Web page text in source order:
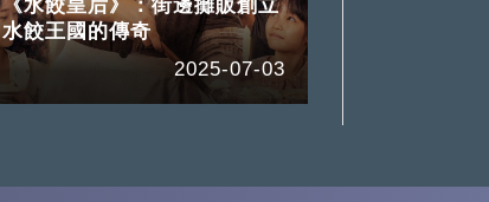
《水餃皇后》：街邊攤販創立
水餃王國的傳奇
2025-07-03